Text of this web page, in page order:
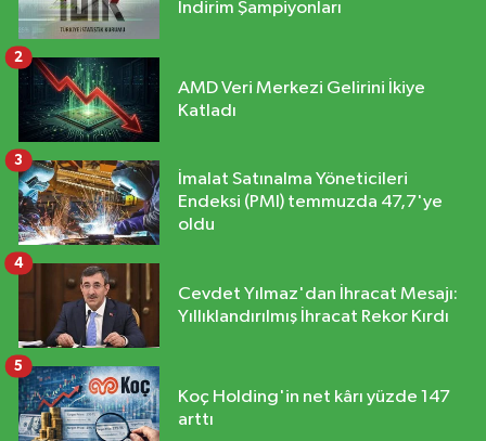
İndirim Şampiyonları
AMD Veri Merkezi Gelirini İkiye
Katladı
2
İmalat Satınalma Yöneticileri
Endeksi (PMI) temmuzda 47,7'ye
oldu
3
Cevdet Yılmaz'dan İhracat Mesajı:
Yıllıklandırılmış İhracat Rekor Kırdı
4
Koç Holding'in net kârı yüzde 147
arttı
5